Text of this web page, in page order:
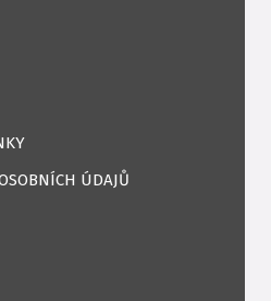
ÚDAJŮ